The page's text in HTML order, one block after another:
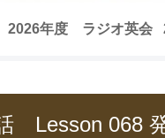
2026年度 ラジオ英会
Lesson 068